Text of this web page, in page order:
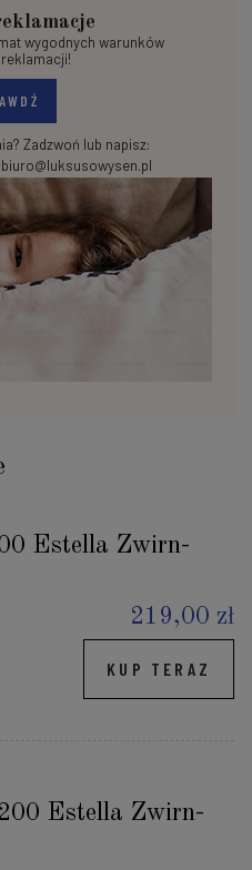
wygodnych warunków
Zadzwoń lub napisz:
biuro@luksusowysen.pl
Estella Zwirn-
219,00 zł
KUP TERAZ
Estella Zwirn-